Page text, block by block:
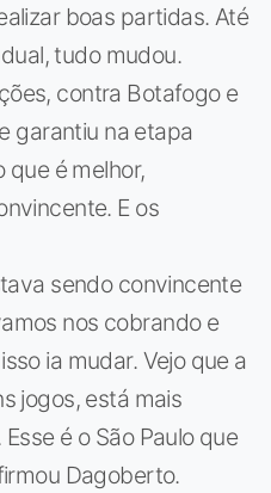
boas partidas. Até
tudo mudou.
contra Botafogo e
garantiu na etapa
que é melhor,
E os
sendo convincente
nos cobrando e
ia mudar. Vejo que a
jogos, está mais
é o São Paulo que
Dagoberto.